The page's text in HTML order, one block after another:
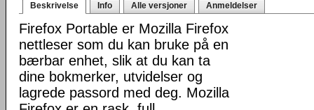
Beskrivelse Info Alle versjoner Anmeldelser
Firefox Portable er Mozilla Firefox
nettleser som du kan bruke på en
bærbar enhet, slik at du kan ta
dine bokmerker, utvidelser og
lagrede passord med deg. Mozilla